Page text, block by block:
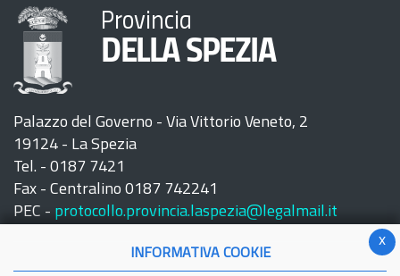
Provincia
DELLA SPEZIA
Palazzo del Governo - Via Vittorio Veneto, 2
19124 - La Spezia
Tel. - 0187 7421
Fax - Centralino 0187 742241
PEC - protocollo.provincia.laspezia@legalmail.it
x
INFORMATIVA COOKIE